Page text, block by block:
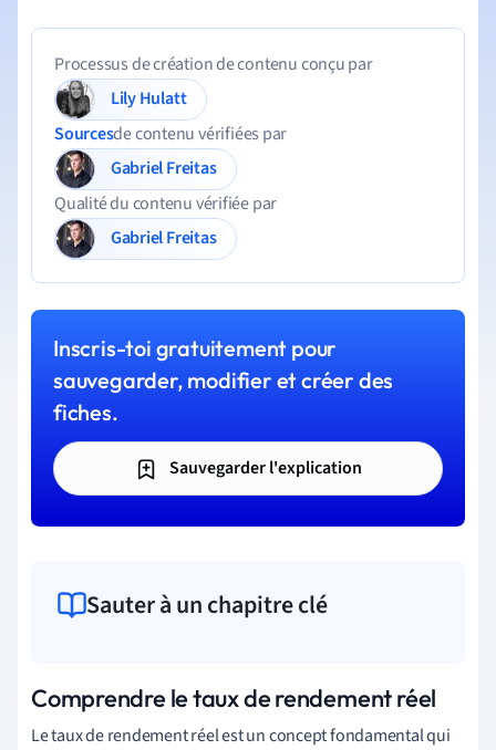
Processus de création de contenu conçu par
Lily Hulatt
Sourcesde contenu vérifiées par
Gabriel Freitas
Qualité du contenu vérifiée par
Gabriel Freitas
Inscris-toi gratuitement pour
sauvegarder, modifier et créer des
fiches.
Sauvegarder l'explication
Sauter à un chapitre clé
Comprendre le taux de rendement réel
Le taux de rendement réel est un concept fondamental qui